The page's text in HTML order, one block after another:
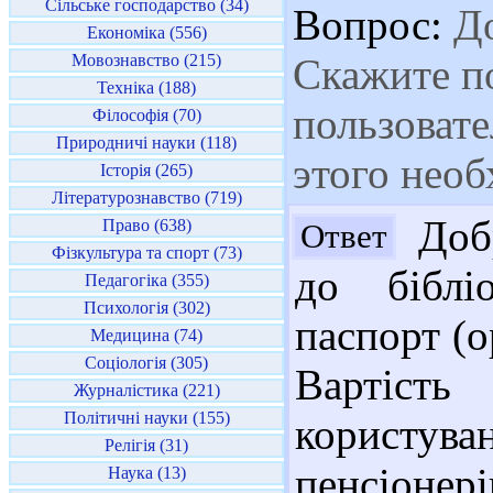
Сільське господарство (34)
Економіка (556)
Мовознавство (215)
Техніка (188)
Філософія (70)
Природничі науки (118)
Історія (265)
Літературознавство (719)
Право (638)
Фізкультура та спорт (73)
Педагогіка (355)
Психологія (302)
Медицина (74)
Соціологія (305)
Журналістика (221)
Політичні науки (155)
Релігія (31)
Наука (13)
Вопрос:
Скажите
этого
Ответ
до
паспорт